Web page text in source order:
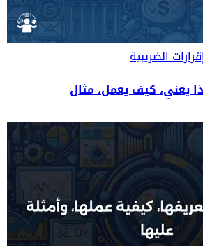
الضريبية
يعني، كيف يعمل، مثال